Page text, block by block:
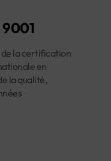
de la certification
en
la qualité,